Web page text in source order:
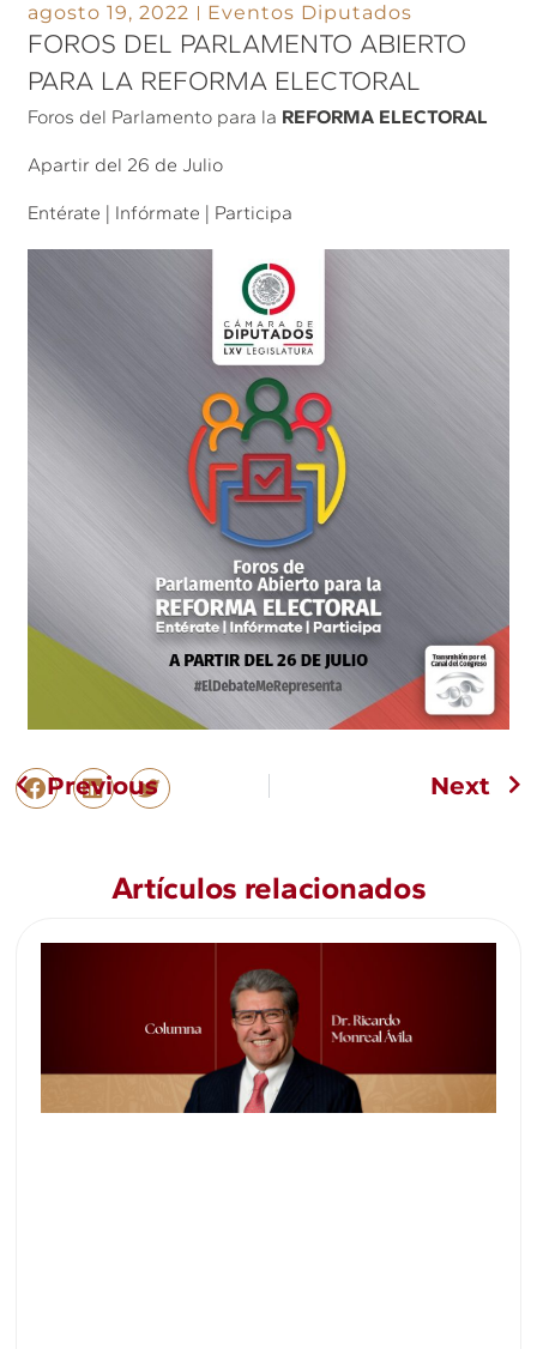
agosto 19, 2022 Eventos Diputados
FOROS DEL PARLAMENTO ABIERTO
PARA LA REFORMA ELECTORAL
Foros del Parlamento para la REFORMA ELECTORAL
Apartir del 26 de Julio
Entérate | Infórmate | Participa
Previous Next
Artículos relacionados